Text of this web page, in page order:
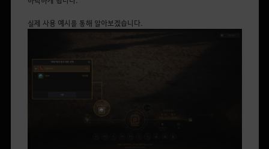
실제 사용 예시를 통해 알아보겠습니다.